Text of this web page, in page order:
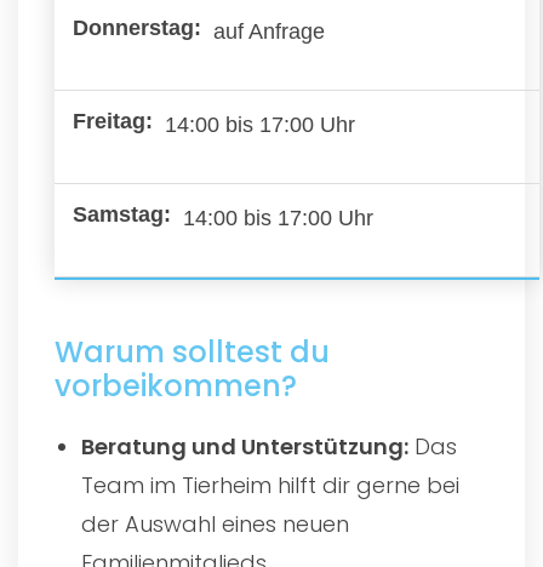
auf Anfrage
14:00 bis 17:00 Uhr
14:00 bis 17:00 Uhr
Warum solltest du
vorbeikommen?
Beratung und Unterstützung: Das
Team im Tierheim hilft dir gerne bei
der Auswahl eines neuen